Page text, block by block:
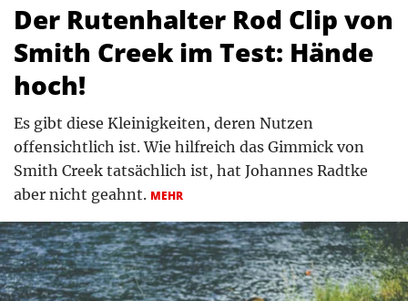
Der Rutenhalter Rod Clip von
Smith Creek im Test: Hände
hoch!
Es gibt diese Kleinigkeiten, deren Nutzen
offensichtlich ist. Wie hilfreich das Gimmick von
Smith Creek tatsächlich ist, hat Johannes Radtke
aber nicht geahnt. MEHR